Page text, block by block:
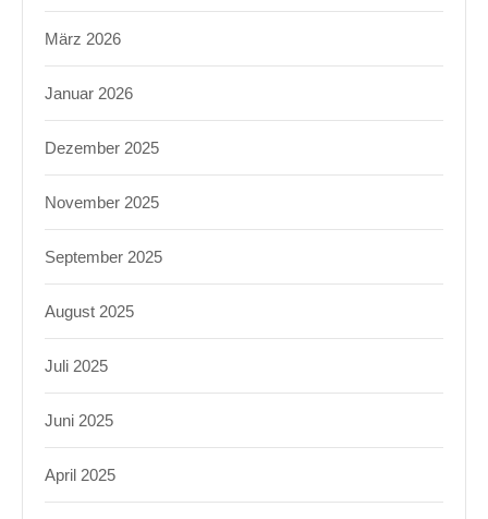
März 2026
Januar 2026
Dezember 2025
November 2025
September 2025
August 2025
Juli 2025
Juni 2025
April 2025